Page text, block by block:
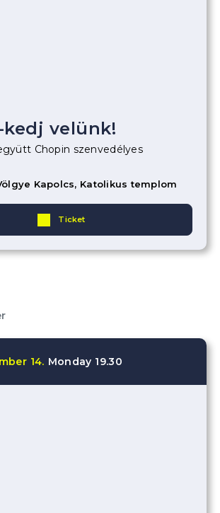
velünk!
Chopin szenvedélyes
Kapolcs, Katolikus templom
Ticket
14. Monday 19.30